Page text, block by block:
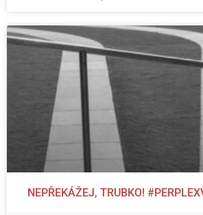
NEPŘEKÁŽEJ, TRUBKO!